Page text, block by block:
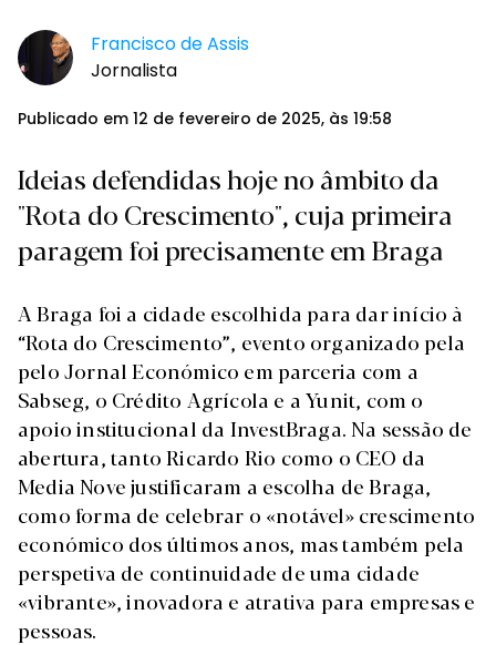
Francisco de Assis
Jornalista
Publicado em 12 de fevereiro de 2025, às 19:58
Ideias defendidas hoje no âmbito da
"Rota do Crescimento", cuja primeira
paragem foi precisamente em Braga
A Braga foi a cidade escolhida para dar início à
“Rota do Crescimento”, evento organizado pela
pelo Jornal Económico em parceria com a
Sabseg, o Crédito Agrícola e a Yunit, com o
apoio institucional da InvestBraga. Na sessão de
abertura, tanto Ricardo Rio como o CEO da
Media Nove justificaram a escolha de Braga,
como forma de celebrar o «notável» crescimento
económico dos últimos anos, mas também pela
perspetiva de continuidade de uma cidade
«vibrante», inovadora e atrativa para empresas e
pessoas.